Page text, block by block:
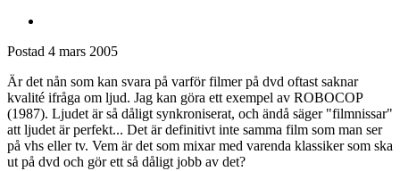
Postad 4 mars 2005
Är det nån som kan svara på varför filmer på dvd oftast saknar
kvalité ifråga om ljud. Jag kan göra ett exempel av ROBOCOP
(1987). Ljudet är så dåligt synkroniserat, och ändå säger "filmnissar"
att ljudet är perfekt... Det är definitivt inte samma film som man ser
på vhs eller tv. Vem är det som mixar med varenda klassiker som ska
ut på dvd och gör ett så dåligt jobb av det?